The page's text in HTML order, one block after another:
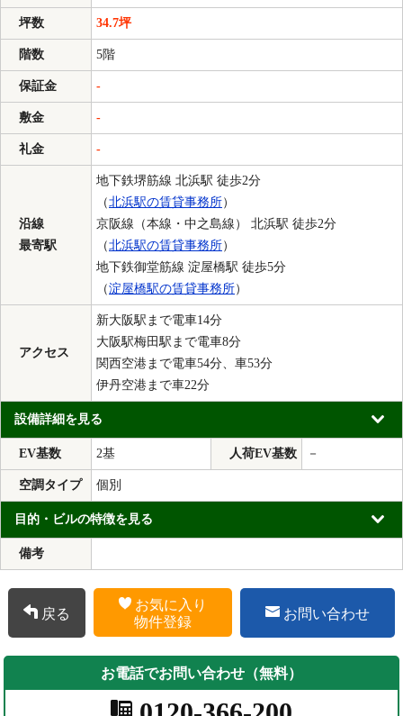
坪数 34.7坪
階数 5階
保証金 -
敷金 -
礼金 -
沿線
最寄駅
地下鉄堺筋線 北浜駅 徒歩2分
（北浜駅の賃貸事務所）
京阪線（本線・中之島線） 北浜駅 徒歩2分
（北浜駅の賃貸事務所）
地下鉄御堂筋線 淀屋橋駅 徒歩5分
（淀屋橋駅の賃貸事務所）
アクセス
新大阪駅まで電車14分
大阪駅梅田駅まで電車8分
関西空港まで電車54分、車53分
伊丹空港まで車22分
設備詳細を見る
EV基数 2基 人荷EV基数 －
空調タイプ 個別
目的・ビルの特徴を見る
備考
戻る
お気に入り
物件登録
お問い合わせ
お電話でお問い合わせ（無料）